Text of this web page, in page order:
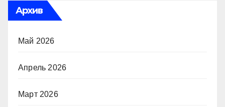
Архив
Май 2026
Апрель 2026
Март 2026